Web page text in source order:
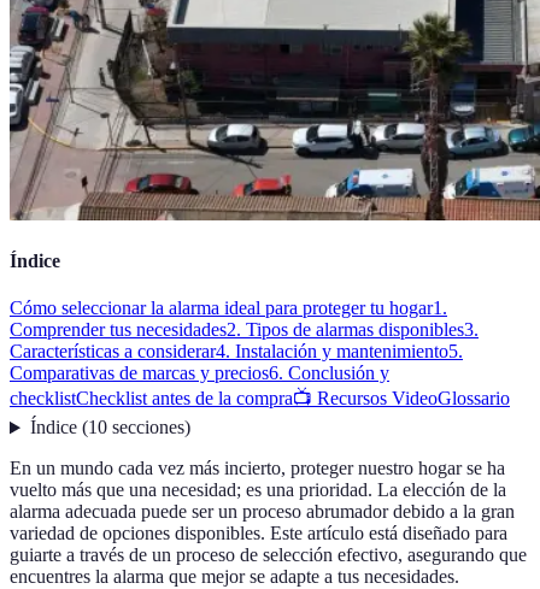
Índice
Cómo seleccionar la alarma ideal para proteger tu hogar1.
Comprender tus necesidades2. Tipos de alarmas disponibles3.
Características a considerar4. Instalación y mantenimiento5.
Comparativas de marcas y precios6. Conclusión y
checklistChecklist antes de la compra📺 Recursos VideoGlossario
Índice(10 secciones)
En un mundo cada vez más incierto, proteger nuestro hogar se ha
vuelto más que una necesidad; es una prioridad. La elección de la
alarma adecuada puede ser un proceso abrumador debido a la gran
variedad de opciones disponibles. Este artículo está diseñado para
guiarte a través de un proceso de selección efectivo, asegurando que
encuentres la alarma que mejor se adapte a tus necesidades.